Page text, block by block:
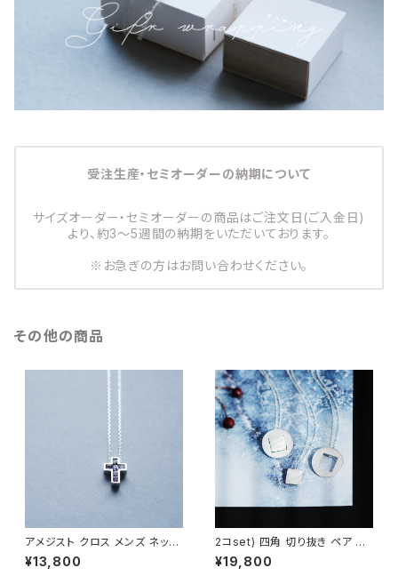
受注生産・セミオーダーの納期について
サイズオーダー・セミオーダーの商品はご注文日(ご入金日)
より、約3～5週間の納期をいただいております。
※お急ぎの方はお問い合わせください。
その他の商品
アメジスト クロス メンズ ネック
レス シルバー925
¥13,800
2コset) 四角 切り抜き ペア ネ
ックレス シルバー925
¥19,800